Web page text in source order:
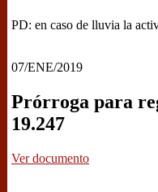
PD: en caso de lluvia la
07/ENE/2019
Prórroga para
19.247
Ver documento